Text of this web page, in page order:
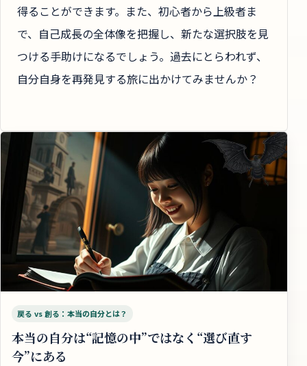
得ることができます。また、初心者から上級者ま
で、自己成長の全体像を把握し、新たな選択肢を見
つける手助けになるでしょう。過去にとらわれず、
自分自身を再発見する旅に出かけてみませんか？
戻る vs 創る：本当の自分とは？
本当の自分は“記憶の中”ではなく“選び直す
今”にある